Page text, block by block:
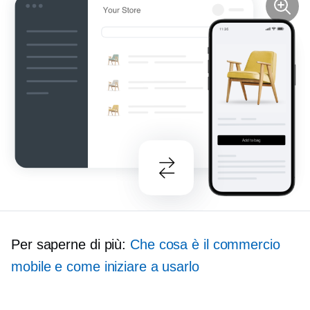
Per saperne di più: Che cosa è il commercio
mobile e come iniziare a usarlo